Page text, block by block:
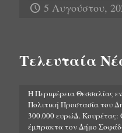
5 Αυγούστου,
Τελευταία
Η Περιφέρεια Θεσσαλίας
Πολιτική Προστασία του
300.000 ευρώΔ. Κουρέτας:
έμπρακτα τον Δήμο